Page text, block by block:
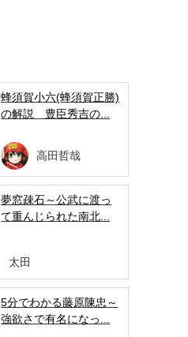
蜂須賀小六(蜂須賀正勝)
の解説 豊臣秀吉の...
高田哲哉
夢窓疎石～公武に渡っ
て重んじられた南北...
太田
5分でわかる藤原陳忠～
強欲さで有名になっ...